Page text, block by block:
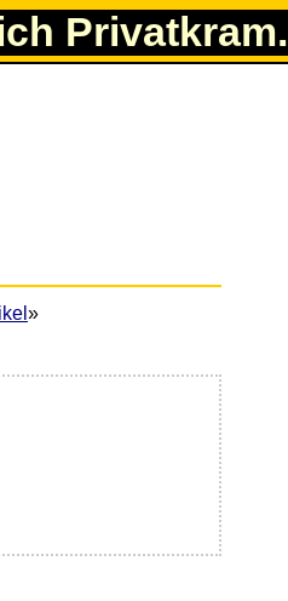
Privatkram.
»